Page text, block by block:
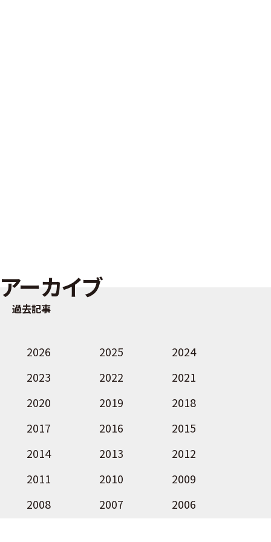
アーカイブ
過去記事
2026 2025
2024
2023
2022
2021
2020
2019
2018
2017
2016
2015
2014
2013
2012
2011
2010
2009
2008
2007 2006